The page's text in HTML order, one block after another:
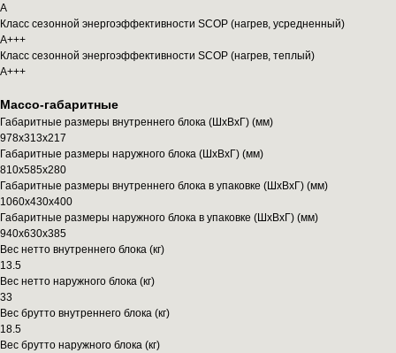
A
Класс сезонной энергоэффективности SCOP (нагрев, усредненный)
A+++
Класс сезонной энергоэффективности SCOP (нагрев, теплый)
A+++
Массо-габаритные
Габаритные размеры внутреннего блока (ШxВxГ) (мм)
978x313x217
Габаритные размеры наружного блока (ШxВxГ) (мм)
810x585x280
Габаритные размеры внутреннего блока в упаковке (ШxВxГ) (мм)
1060x430x400
Габаритные размеры наружного блока в упаковке (ШxВxГ) (мм)
940x630x385
Вес нетто внутреннего блока (кг)
13.5
Вес нетто наружного блока (кг)
33
Вес брутто внутреннего блока (кг)
18.5
Вес брутто наружного блока (кг)